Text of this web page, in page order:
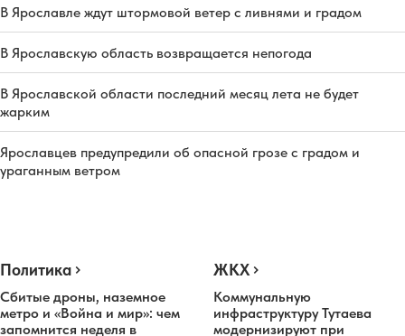
В Ярославле ждут штормовой ветер с ливнями и градом
В Ярославскую область возвращается непогода
В Ярославской области последний месяц лета не будет
жарким
Ярославцев предупредили об опасной грозе с градом и
ураганным ветром
Политика
Сбитые дроны, наземное
метро и «Война и мир»: чем
запомнится неделя в
ЖКХ
Коммунальную
инфраструктуру Тутаева
модернизируют при